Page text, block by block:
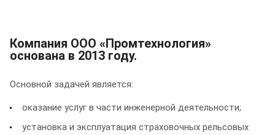
Компания ООО «Промтехнология»
основана в 2013 году.
Основной задачей является:
оказание услуг в части инженерной деятельности;
установка и эксплуатация страховочных рельсовых